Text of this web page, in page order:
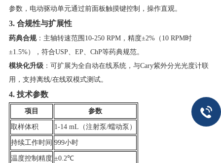
参数，电动驱动单元通过前面板触摸键控制，操作直观。
​3. 合规性与扩展性​
​药典合规​​：主轴转速范围10-250 RPM，精度±2%（10 RPM时
±1.5%），符合USP、EP、ChP等药典规范。
​模块化升级​​：可扩展为全自动在线系统，与Cary紫外分光光度计联
用，支持离线/在线双模式测试。
​4. 技术参数​
​项目​ ​参数​
取样体积 1-14 mL（注射泵/蠕动泵）
持续工作时间 999小时
温度控制精度 ±0.2℃